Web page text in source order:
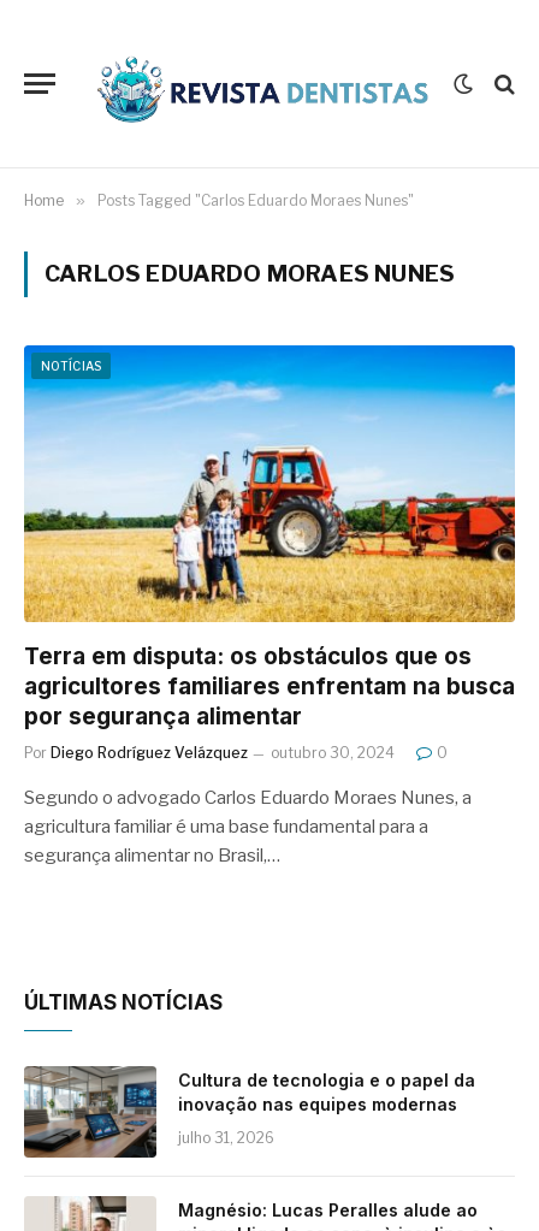
Home » Posts Tagged "Carlos Eduardo Moraes Nunes"
CARLOS EDUARDO MORAES NUNES
NOTÍCIAS
Terra em disputa: os obstáculos que os
agricultores familiares enfrentam na busca
por segurança alimentar
Por Diego Rodríguez Velázquez outubro 30, 2024 0
Segundo o advogado Carlos Eduardo Moraes Nunes, a
agricultura familiar é uma base fundamental para a
segurança alimentar no Brasil,…
ÚLTIMAS NOTÍCIAS
Cultura de tecnologia e o papel da
inovação nas equipes modernas
julho 31, 2026
Magnésio: Lucas Peralles alude ao